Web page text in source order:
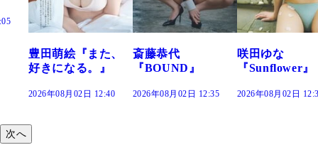
斎藤恭代
『BOUND』
2026年08月02日 12:35
咲田ゆな
『Sunflower』
2026年08月02日 12:30
藤水咲桜『花
だまり』
2026年08月02日
次へ